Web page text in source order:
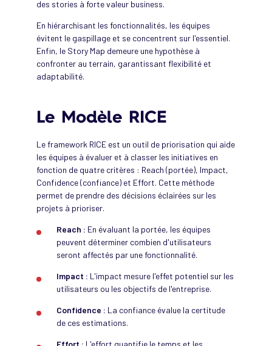
des stories à forte valeur business.
En hiérarchisant les fonctionnalités, les équipes
évitent le gaspillage et se concentrent sur l'essentiel.
Enfin, le Story Map demeure une hypothèse à
confronter au terrain, garantissant flexibilité et
adaptabilité.
Le Modèle RICE
Le framework RICE est un outil de priorisation qui aide
les équipes à évaluer et à classer les initiatives en
fonction de quatre critères : Reach (portée), Impact,
Confidence (confiance) et Effort. Cette méthode
permet de prendre des décisions éclairées sur les
projets à prioriser.
Reach : En évaluant la portée, les équipes
peuvent déterminer combien d'utilisateurs
seront affectés par une fonctionnalité.
Impact : L'impact mesure l'effet potentiel sur les
utilisateurs ou les objectifs de l'entreprise.
Confidence : La confiance évalue la certitude
de ces estimations.
Effort : L'effort quantifie le temps et les